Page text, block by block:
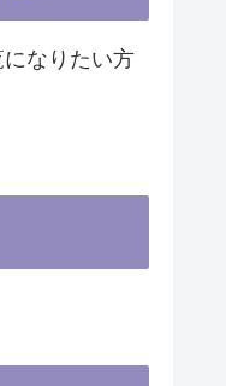
なりたい方